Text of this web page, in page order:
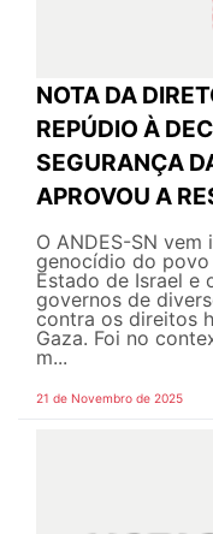
NOTA DA
REPÚDIO À
SEGURANÇA
APROVOU A
O ANDES-SN
genocídio do
Estado de Israel e
governos de
contra os direitos
Gaza. Foi no
m...
21 de Novembro de 2025